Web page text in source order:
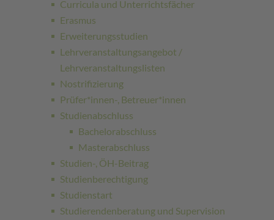
Curricula und Unterrichtsfächer
Erasmus
Erweiterungsstudien
Lehrveranstaltungsangebot /
Lehrveranstaltungslisten
Nostrifizierung
Prüfer*innen-, Betreuer*innen
Studienabschluss
Bachelorabschluss
Masterabschluss
Studien-, ÖH-Beitrag
Studienberechtigung
Studienstart
Studierendenberatung und Supervision